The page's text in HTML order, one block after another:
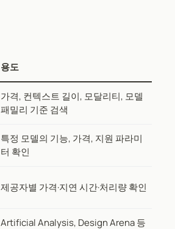
용도
가격, 컨텍스트 길이, 모달리티, 모델
패밀리 기준 검색
특정 모델의 기능, 가격, 지원 파라미
터 확인
제공자별 가격·지연 시간·처리량 확인
Artificial Analysis, Design Arena 등